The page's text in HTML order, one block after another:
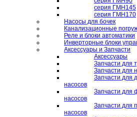
серия ГМН145
серия ГМН170
Насосы для бочек
Канализационные
Реле и блоки автоматики
Инверторные блоки
Аксессуары и Запчасти
Аксессуары
Запчасти для
Запчасти для
Запчасти для
насосов
Запчасти для
насосов
Запчасти
насосов